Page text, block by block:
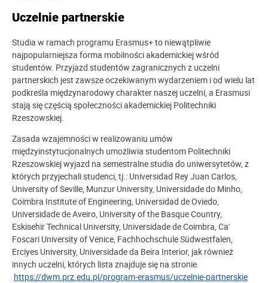
Uczelnie partnerskie
Studia w ramach programu Erasmus+ to niewątpliwie
najpopularniejsza forma mobilności akademickiej wśród
studentów. Przyjazd studentów zagranicznych z uczelni
partnerskich jest zawsze oczekiwanym wydarzeniem i od wielu lat
podkreśla międzynarodowy charakter naszej uczelni, a Erasmusi
stają się częścią społeczności akademickiej Politechniki
Rzeszowskiej.
Zasada wzajemności w realizowaniu umów
międzyinstytucjonalnych umożliwia studentom Politechniki
Rzeszowskiej wyjazd na semestralne studia do uniwersytetów, z
których przyjechali studenci, tj.: Universidad Rey Juan Carlos,
University of Seville, Munzur University, Universidade do Minho,
Coimbra Institute of Engineering, Universidad de Oviedo,
Universidade de Aveiro, University of the Basque Country,
Eskisehir Technical University, Universidade de Coimbra, Ca'
Foscari University of Venice, Fachhochschule Südwestfalen,
Erciyes University, Universidade da Beira Interior, jak również
innych uczelni, których lista znajduje się na stronie
https://dwm.prz.edu.pl/program-erasmus/uczelnie-partnerskie